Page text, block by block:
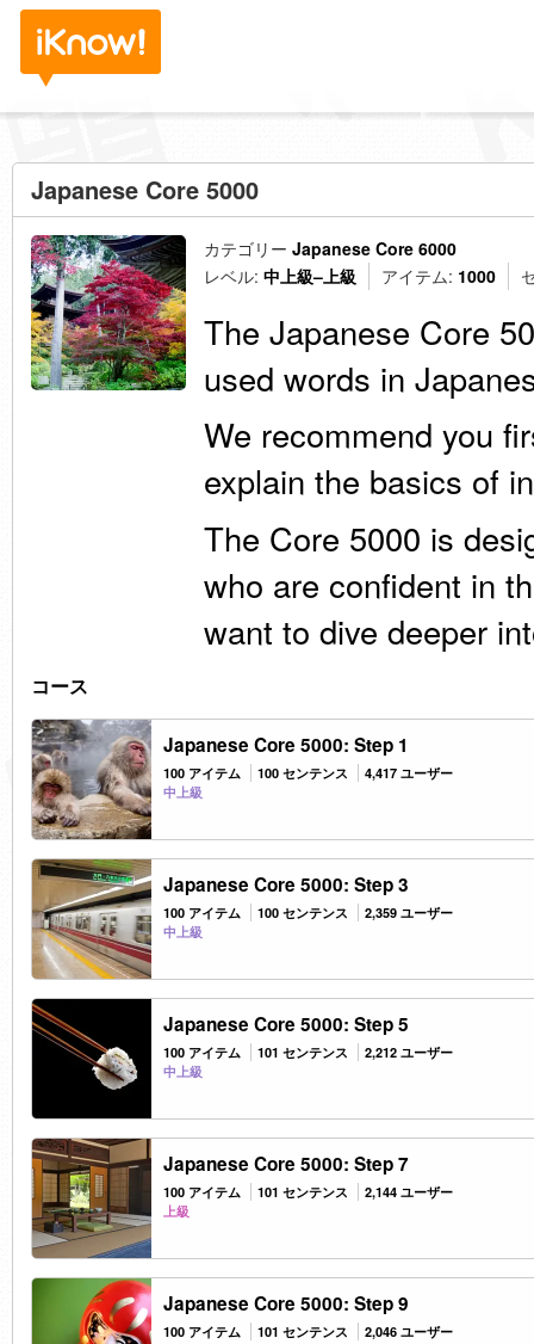
Japanese Core 5000
カテゴリー Japanese Core 6000
レベル: 中上級–上級 アイテム: 1000
The Japanese Core
used words in
We recommend you
explain the basics of
The Core 5000 is
who are confident in
want to dive deeper
コース
Japanese Core 5000: Step 1
100 アイテム 100 センテンス
4,417 ユーザー
中上級
Japanese Core 5000: Step 3
100 アイテム 100 センテンス
2,359 ユーザー
中上級
Japanese Core 5000: Step 5
100 アイテム 101 センテンス
2,212 ユーザー
中上級
Japanese Core 5000: Step 7
100 アイテム 101 センテンス
2,144 ユーザー
上級
Japanese Core 5000: Step 9
100 アイテム 101 センテンス
2,046 ユーザー